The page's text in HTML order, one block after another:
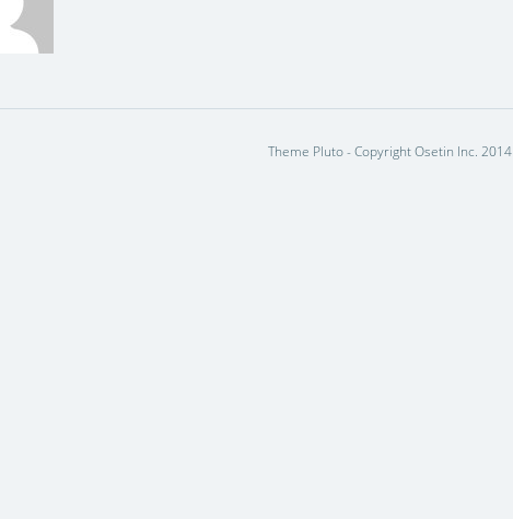
Theme Pluto - Copyright Osetin Inc. 2014